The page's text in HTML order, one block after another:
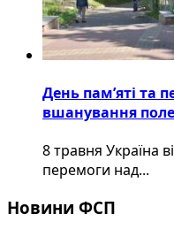
День пам’яті та
вшанування
8 травня Україна
перемоги над...
Новини ФСП